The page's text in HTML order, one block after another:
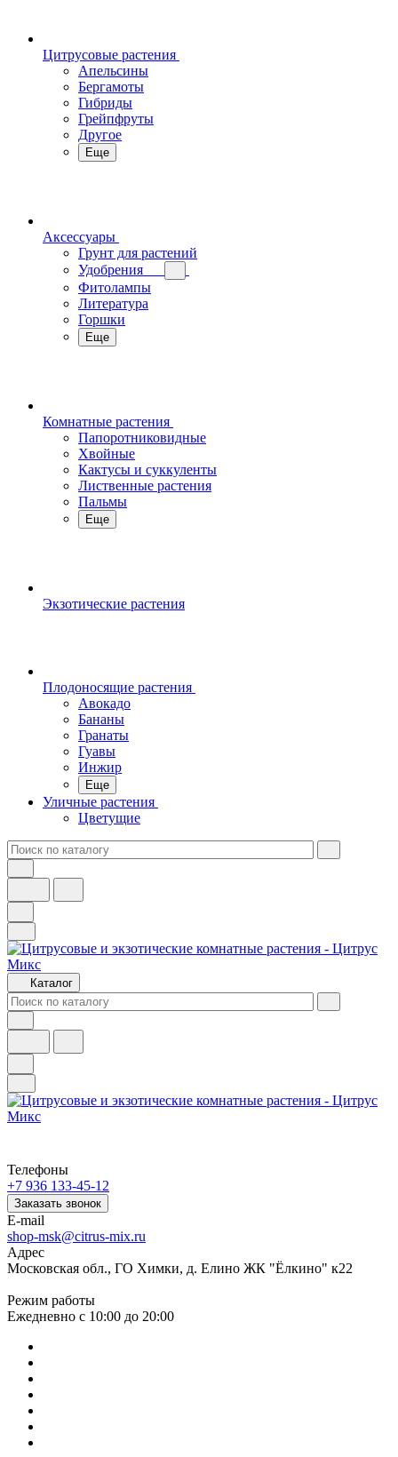
Цитрусовые растения
Апельсины
Бергамоты
Гибриды
Грейпфруты
Другое
Еще
Аксессуары
Грунт для растений
Удобрения
Фитолампы
Литература
Горшки
Еще
Комнатные растения
Папоротниковидные
Хвойные
Кактусы и суккуленты
Лиственные растения
Пальмы
Еще
Экзотические растения
Плодоносящие растения
Авокадо
Бананы
Гранаты
Гуавы
Инжир
Еще
Уличные растения
Цветущие
Каталог
Телефоны
+7 936 133-45-12
Заказать звонок
E-mail
shop-msk@citrus-mix.ru
Адрес
Московская обл., ГО Химки, д. Елино ЖК "Ёлкино" к22
Режим работы
Ежедневно с 10:00 до 20:00